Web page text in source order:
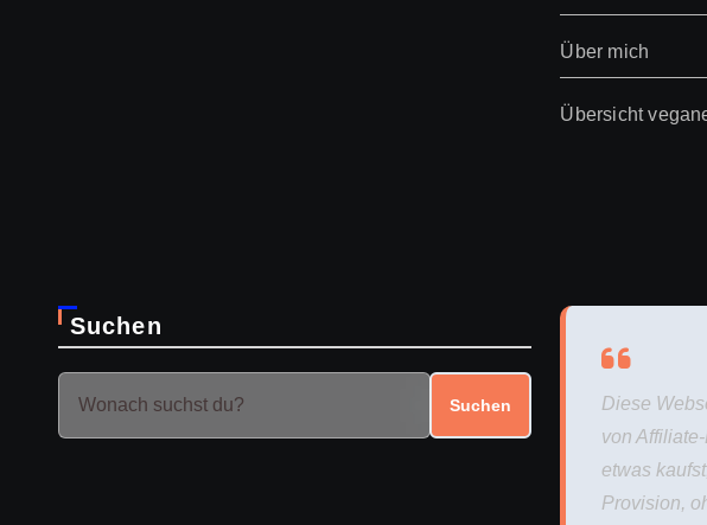
Über mich
Übersicht
Suchen
Suchen
Diese
von
etwas
Provision,